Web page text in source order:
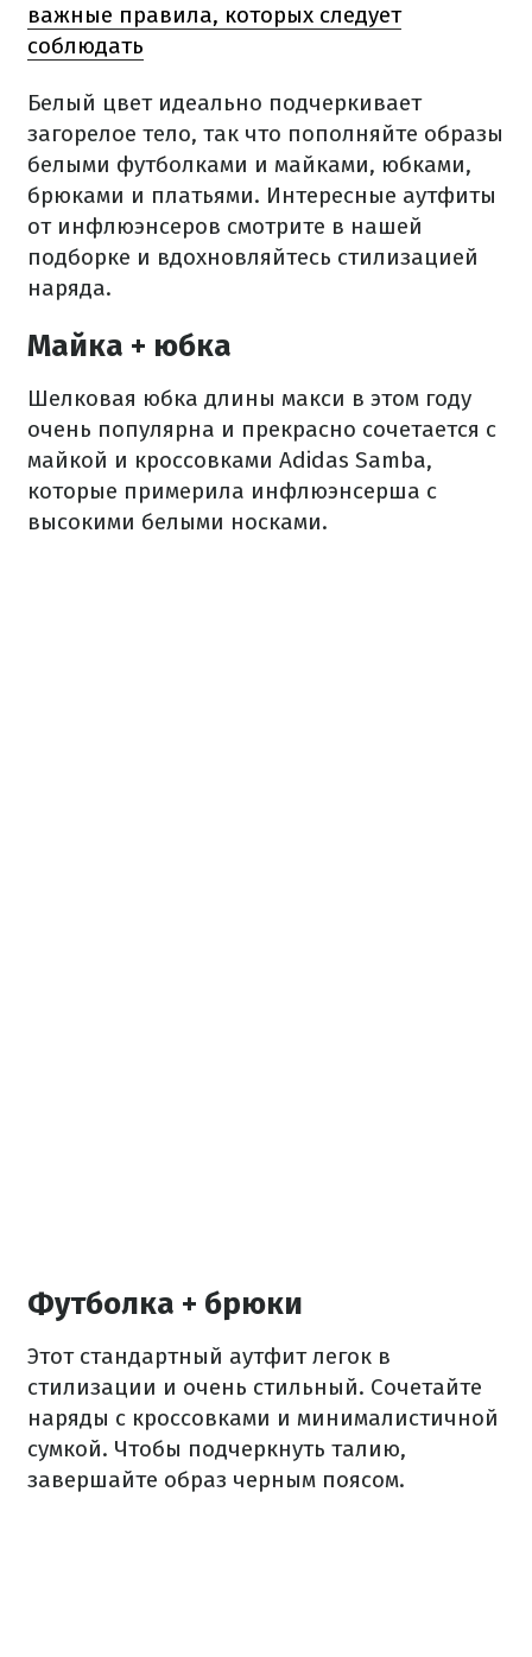
важные правила, которых следует
соблюдать
Белый цвет идеально подчеркивает
загорелое тело, так что пополняйте образы
белыми футболками и майками, юбками,
брюками и платьями. Интересные аутфиты
от инфлюэнсеров смотрите в нашей
подборке и вдохновляйтесь стилизацией
наряда.
Майка + юбка
Шелковая юбка длины макси в этом году
очень популярна и прекрасно сочетается с
майкой и кроссовками Adidas Samba,
которые примерила инфлюэнсерша с
высокими белыми носками.
Футболка + брюки
Этот стандартный аутфит легок в
стилизации и очень стильный. Сочетайте
наряды с кроссовками и минималистичной
сумкой. Чтобы подчеркнуть талию,
завершайте образ черным поясом.